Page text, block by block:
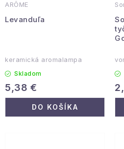
ARÔME
Levanduľa
keramická aromalampa
Skladom
5,38 €
DO KOŠÍKA